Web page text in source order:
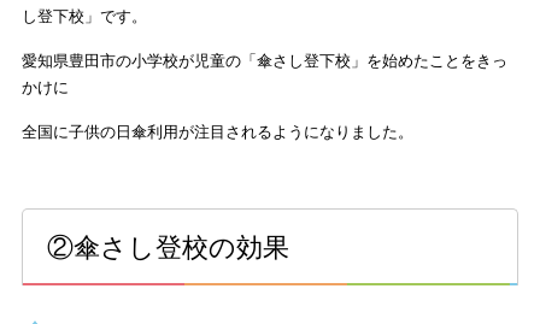
し登下校」です。
愛知県豊田市の小学校が児童の「傘さし登下校」を始めたことをきっ
かけに
全国に子供の日傘利用が注目されるようになりました。
②傘さし登校の効果